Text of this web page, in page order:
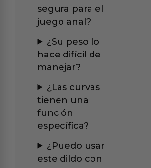
segura para el
juego anal?
¿Su peso lo
hace difícil de
manejar?
¿Las curvas
tienen una
función
específica?
¿Puedo usar
este dildo con